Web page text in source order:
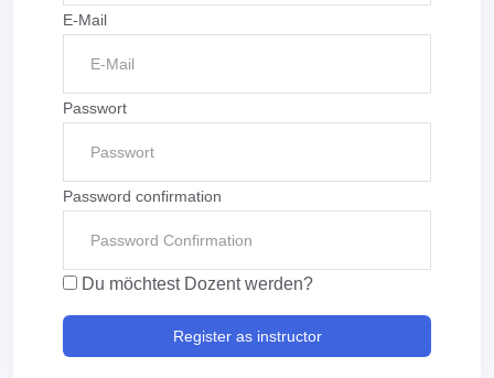
E-Mail
Passwort
Password confirmation
Du möchtest Dozent werden?
Register as instructor